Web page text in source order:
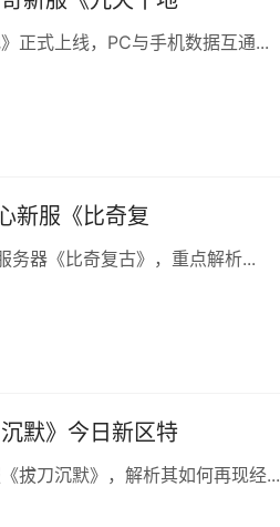
正式上线，PC与手机数据互通...
新服《比奇复
务器《比奇复古》，重点解析...
默》今日新区特
拔刀沉默》，解析其如何再现经...